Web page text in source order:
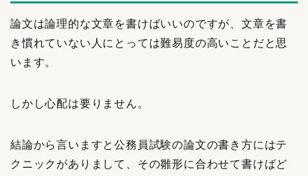
論文は論理的な文章を書けばいいのですが、文章を書
き慣れていない人にとっては難易度の高いことだと思
います。
しかし心配は要りません。
結論から言いますと公務員試験の論文の書き方にはテ
クニックがありまして、その雛形に合わせて書けばど